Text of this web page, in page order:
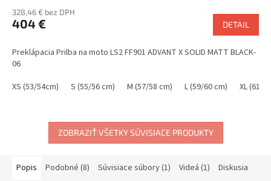
328,46 € bez DPH
404 € DETAIL
Preklápacia Prilba na moto LS2 FF901 ADVANT X SOLID MATT BLACK-
06
XS (53/54cm)
S (55/56 cm) M (57/58 cm) L (59/60 cm) XL (61/
ZOBRAZIŤ VŠETKY SÚVISIACE PRODUKTY
Popis Podobné (8) Súvisiace súbory (1) Videá (1) Diskusia